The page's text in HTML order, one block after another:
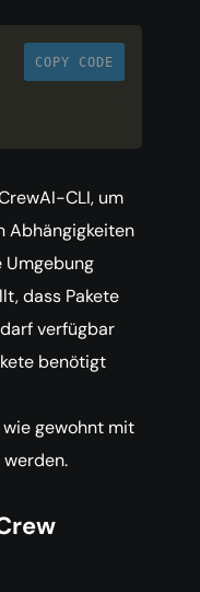
COPY CODE
CLI, um
Abhängigkeiten
Umgebung
dass Pakete
verfügbar
benötigt
gewohnt mit